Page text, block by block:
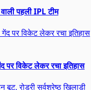
पहली IPL टीम
विकेट लेकर रचा इतिहास